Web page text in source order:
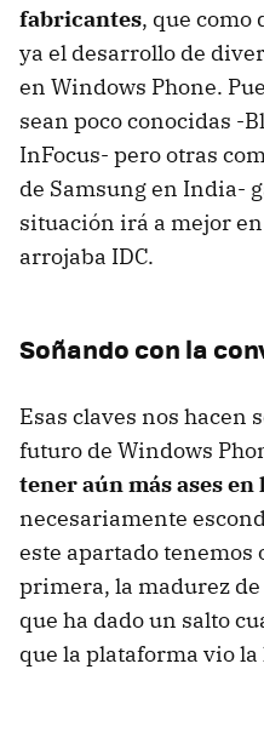
fabricantes, que como
ya el desarrollo de
en Windows Phone.
sean poco conocidas -
InFocus- pero otras
de Samsung en India-
situación irá a mejor
arrojaba IDC.
Soñando con la
Esas claves nos hacen
futuro de Windows
tener aún más ases en
necesariamente
este apartado tenemos
primera, la madurez
que ha dado un salto
que la plataforma vio la